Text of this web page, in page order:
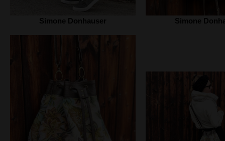
Simone Donhauser Simone